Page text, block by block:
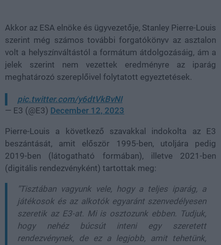
Akkor az ESA elnöke és ügyvezetője, Stanley Pierre-Louis
szerint még számos további forgatókönyv az asztalon
volt a helyszínváltástól a formátum átdolgozásáig, ám a
jelek szerint nem vezettek eredményre az iparág
meghatározó szereplőivel folytatott egyeztetések.
pic.twitter.com/y6dtVkBvNI
— E3 (@E3) December 12, 2023
Pierre-Louis a következő szavakkal indokolta az E3
beszántását, amit először 1995-ben, utoljára pedig
2019-ben (látogatható formában), illetve 2021-ben
(digitális rendezvényként) tartottak meg:
"Tisztában vagyunk vele, hogy a teljes iparág, a
játékosok és az alkotók egyaránt szenvedélyesen
szeretik az E3-at. Mi is osztozunk ebben. Tudjuk,
hogy nehéz búcsút inteni egy szeretett
rendezvénynek, de ez a legjobb, amit tehetünk,